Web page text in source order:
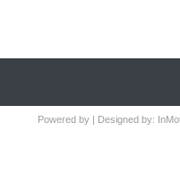
Powered by | Designed by: